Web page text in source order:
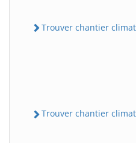
Trouver chantier
Trouver chantier